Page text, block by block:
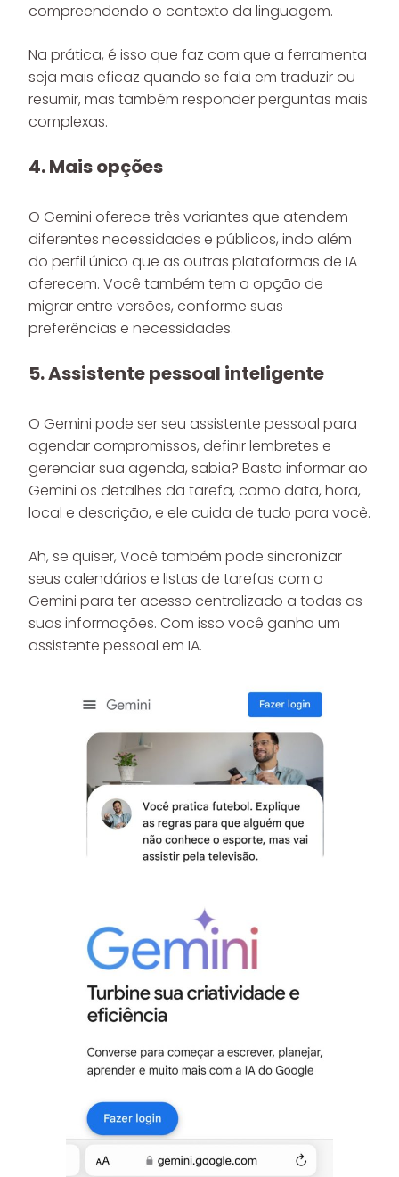
compreendendo o contexto da linguagem.
Na prática, é isso que faz com que a ferramenta
seja mais eficaz quando se fala em traduzir ou
resumir, mas também responder perguntas mais
complexas.
4. Mais opções
O Gemini oferece três variantes que atendem
diferentes necessidades e públicos, indo além
do perfil único que as outras plataformas de IA
oferecem. Você também tem a opção de
migrar entre versões, conforme suas
preferências e necessidades.
5. Assistente pessoal inteligente
O Gemini pode ser seu assistente pessoal para
agendar compromissos, definir lembretes e
gerenciar sua agenda, sabia? Basta informar ao
Gemini os detalhes da tarefa, como data, hora,
local e descrição, e ele cuida de tudo para você.
Ah, se quiser, Você também pode sincronizar
seus calendários e listas de tarefas com o
Gemini para ter acesso centralizado a todas as
suas informações. Com isso você ganha um
assistente pessoal em IA.